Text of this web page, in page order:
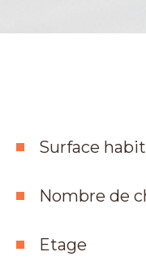
Surface
Nombre de
Etage